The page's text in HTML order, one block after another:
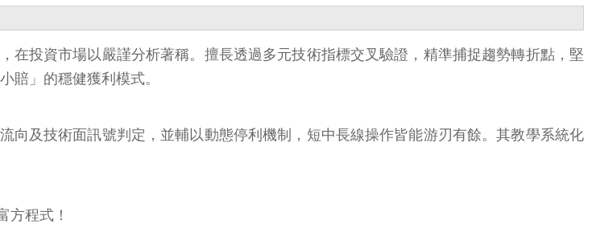
投資市場以嚴謹分析著稱。擅長透過多元技術指標交叉驗證，精準捕捉趨勢轉折點，堅
賠」的穩健獲利模式。
及技術面訊號判定，並輔以動態停利機制，短中長線操作皆能游刃有餘。其教學系統化
方程式！